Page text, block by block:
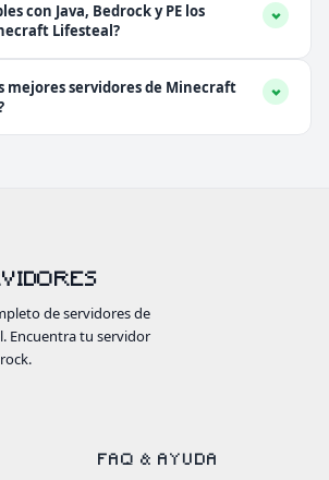
con Java, Bedrock y PE los
Lifesteal?
mejores servidores de Minecraft
de servidores de
Encuentra tu servidor
FAQ & AYUDA